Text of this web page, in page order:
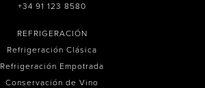
+34 91 123 8580
REFRIGERACIÓN
Refrigeración Clásica
Refrigeración Empotrada
Conservación de Vino